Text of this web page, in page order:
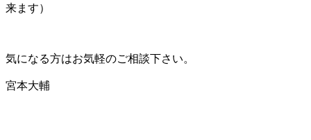
来ます）
気になる方はお気軽のご相談下さい。
宮本大輔